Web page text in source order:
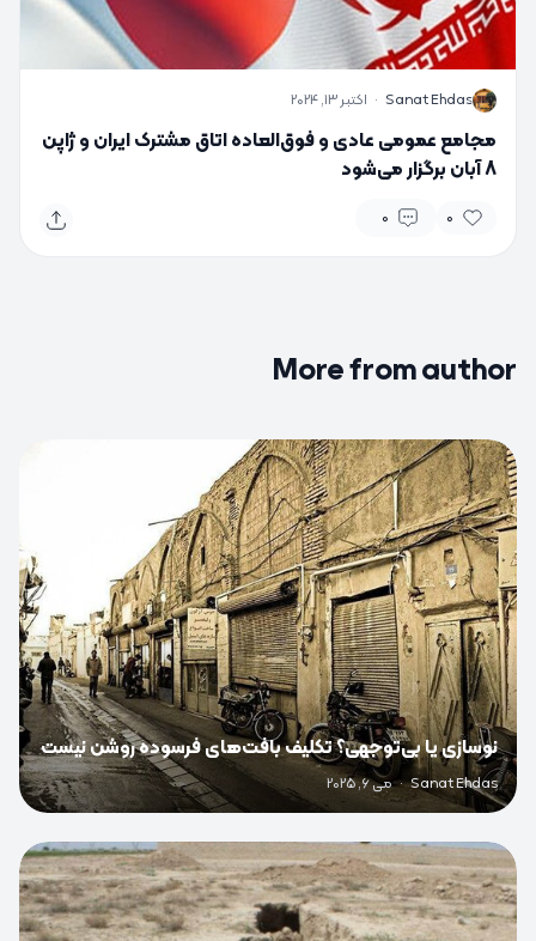
S
Sanat Ehdas
· اکتبر 13, 2024
مجامع عمومی عادی و فوق‌العاده اتاق مشترک ایران و ژاپن
8 آبان برگزار می‌شود
0
0
More from author
0
نوسازی یا بی‌توجهی؟ تکلیف بافت‌های فرسوده روشن نیست
Sanat Ehdas
· می 6, 2025
0